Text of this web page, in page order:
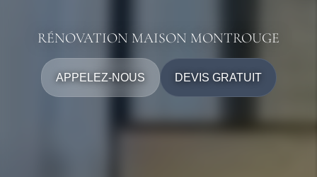
RÉNOVATION MAISON MONTROUGE
APPELEZ-NOUS DEVIS GRATUIT